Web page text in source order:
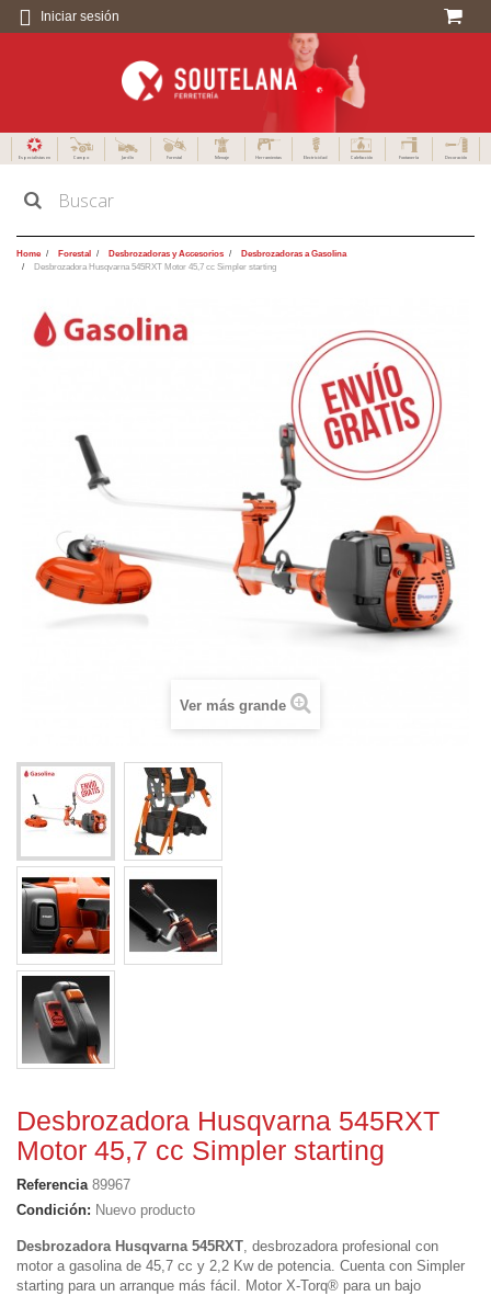
Iniciar sesión
Especialistas en Campo Jardín Forestal Menaje Herramientas Electricidad Calefacción Fontanería Decoración
Home Forestal Desbrozadoras y Accesorios
Desbrozadoras a Gasolina
Desbrozadora Husqvarna 545RXT Motor 45,7 cc Simpler starting
Ver más grande
Desbrozadora Husqvarna 545RXT
Motor 45,7 cc Simpler starting
Referencia 89967
Condición: Nuevo producto
Desbrozadora Husqvarna 545RXT, desbrozadora profesional con
motor a gasolina de 45,7 cc y 2,2 Kw de potencia. Cuenta con Simpler
starting para un arranque más fácil. Motor X-Torq® para un bajo